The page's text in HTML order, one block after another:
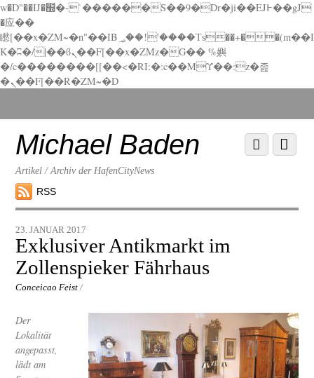
w�D"��IJ�׭�-`������S��9�Dr�ji��EJ߅��gJ
�应��
矁[��x�ZM~�n"��IB؃��!'����Тѕ��+��(m��I
K�ʭ�/|��ϐܢ��F[��x�ZMz�G�� %嬩
�/c��������[[��<�RI:�:c��MΎ��:z�졾
�ܢ��F[��R�ZM~�D
down
contentMichael Baden
Artikel / Archiv der HafenCityNews
RSS
Menu
Scroll
down
23. JANUAR 2017
Exklusiver Antikmarkt im
Zollenspieker Fährhaus
Conceicao Feist /
Der
Lokalität
angepasst,
lädt am